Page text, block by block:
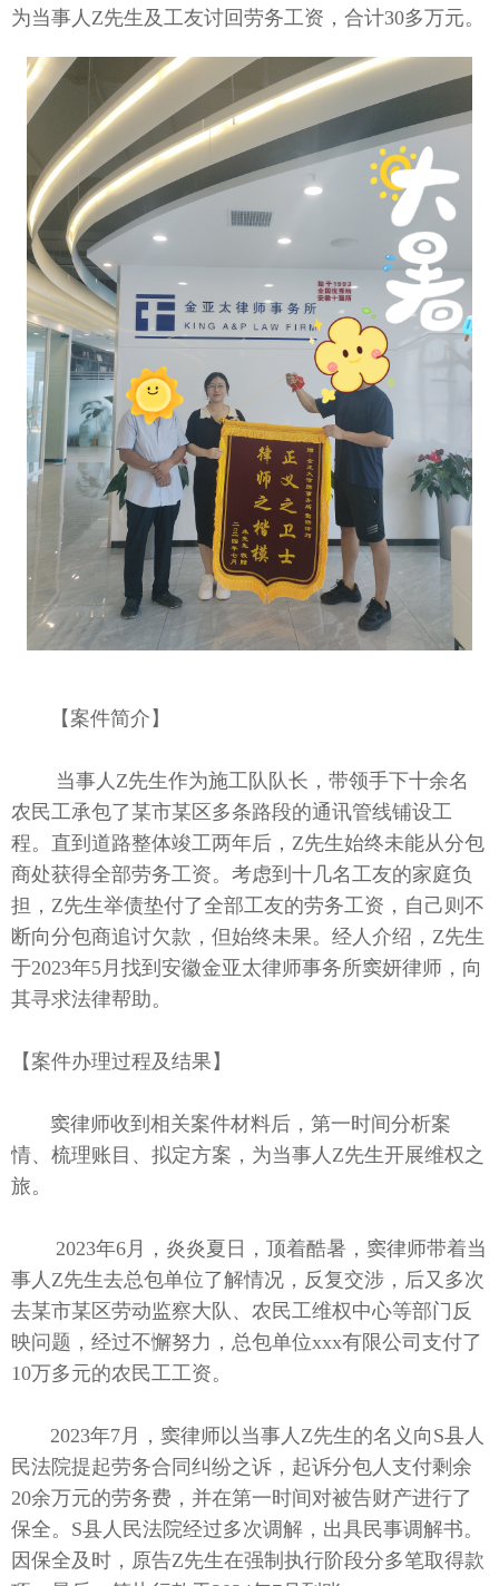
为当事人Z先生及工友讨回劳务工资，合计30多万元。
【案件简介】
当事人Z先生作为施工队队长，带领手下十余名
农民工承包了某市某区多条路段的通讯管线铺设工
程。直到道路整体竣工两年后，Z先生始终未能从分包
商处获得全部劳务工资。考虑到十几名工友的家庭负
担，Z先生举债垫付了全部工友的劳务工资，自己则不
断向分包商追讨欠款，但始终未果。经人介绍，Z先生
于2023年5月找到安徽金亚太律师事务所窦妍律师，向
其寻求法律帮助。
【案件办理过程及结果 】
窦律师收到相关案件材料后，第一时间分析案
情、梳理账目、拟定方案，为当事人Z先生开展维权之
旅。
2023年6月，炎炎夏日，顶着酷暑，窦律师带着当
事人Z先生去总包单位了解情况，反复交涉，后又多次
去某市某区劳动监察大队、农民工维权中心等部门反
映问题，经过不懈努力，总包单位xxx有限公司支付了
10万多元的农民工工资。
2023年7月，窦律师以当事人Z先生的名义向S县人
民法院提起劳务合同纠纷之诉，起诉分包人支付剩余
20余万元的劳务费，并在第一时间对被告财产进行了
保全。S县人民法院经过多次调解，出具民事调解书。
因保全及时，原告Z先生在强制执行阶段分多笔取得款